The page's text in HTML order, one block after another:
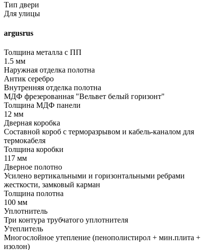
Тип двери
Для улицы
argusrus
Толщина металла с ПП
1.5 мм
Наружная отделка полотна
Антик серебро
Внутренняя отделка полотна
МДФ фрезерованная "Вельвет белый горизонт"
Толщина МДФ панели
12 мм
Дверная коробка
Составной короб с терморазрывом и кабель-каналом для
термокабеля
Толщина коробки
117 мм
Дверное полотно
Усилено вертикальными и горизонтальными ребрами
жесткости, замковый карман
Толщина полотна
100 мм
Уплотнитель
Три контура трубчатого уплотнителя
Утеплитель
Многослойное утепление (пенополистирол + мин.плита +
изолон)